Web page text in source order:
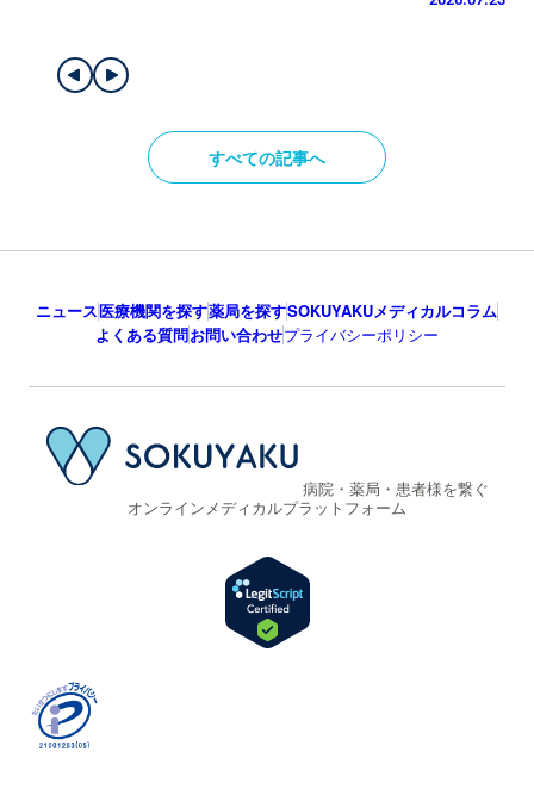
すべての記事へ
ニュース医療機関を探す薬局を探すSOKUYAKUメディカルコラム
よくある質問お問い合わせプライバシーポリシー
病院・薬局・患者様を繋ぐ
オンラインメディカルプラットフォーム